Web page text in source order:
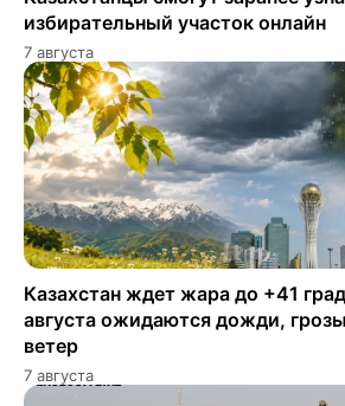
избирательный участок онлайн
7 августа
Казахстан ждет жара до +41
августа ожидаются дожди,
ветер
7 августа